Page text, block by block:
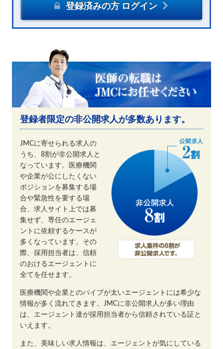
登録済みの方 ログイン
登録者限定の非公開求人が多数あります。
JMCに寄せられる求人の
うち、8割が非公開求人と
なっています。医療機関
や企業が公にしたくない
ポジションを募集する場
合や緊急性を要する場
合、求人サイト上では募
集せず、専任のエージェ
ントに依頼するケースが
多くなっています。その
際、採用担当者は、信頼
のおけるエージェントに
全てを任せます。
医療機関や企業とのパイプが太いエージェントには希少な
情報が多く流れてきます。JMCに非公開求人が多い理由
は、エージェント達が採用担当者から信頼されている証と
いえます。
また、美味しい求人情報は、エージェントが気にしている